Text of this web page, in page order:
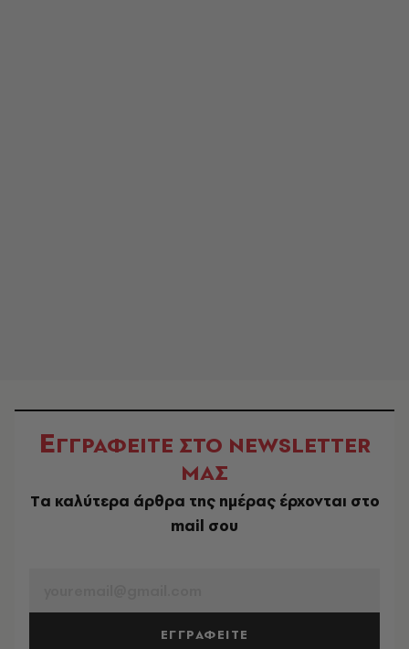
ΕΓΓΡΑΦΕΙΤΕ ΣΤΟ NEWSLETTER
ΜΑΣ
Tα καλύτερα άρθρα της ημέρας έρχονται στο
mail σου
ΕΓΓΡΑΦΕΙΤΕ